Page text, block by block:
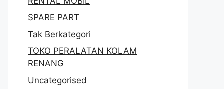
SPARE PART
Tak Berkategori
TOKO PERALATAN KOLAM
RENANG
Uncategorised